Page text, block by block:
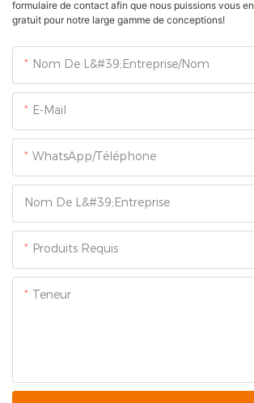
formulaire de contact afin que nous puissions vous
gratuit pour notre large gamme de conceptions!
Nom De L&#39;entreprise/Nom
E-Mail
WhatsApp/Téléphone
Nom De L&#39;entreprise
Produits Requis
Teneur